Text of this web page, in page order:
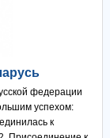
федерации
успехом:
к